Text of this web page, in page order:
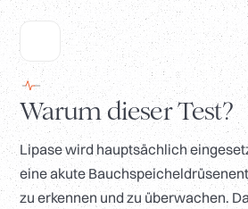
Warum dieser Test?
Lipase wird hauptsächlich
eine akute
zu erkennen und zu überwachen.